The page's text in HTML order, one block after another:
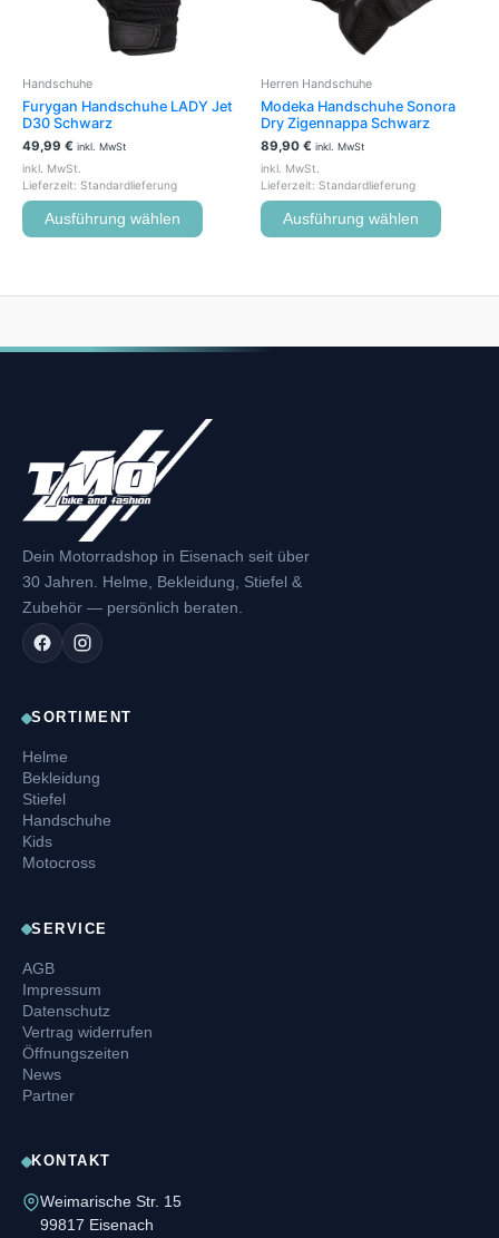
Handschuhe
Furygan Handschuhe LADY Jet
D30 Schwarz
49,99 € inkl. MwSt
inkl. MwSt.
Lieferzeit: Standardlieferung
Ausführung wählen
Produktseite
gewählt
Herren Handschuhe
Modeka Handschuhe Sonora
Dry Zigennappa Schwarz
89,90 € inkl. MwSt
inkl. MwSt.
Lieferzeit: Standardlieferung
Ausführung wählen
gewählt
Dein Motorradshop in Eisenach seit über
30 Jahren. Helme, Bekleidung, Stiefel &
Zubehör — persönlich beraten.
SORTIMENT
Helme
Bekleidung
Stiefel
Handschuhe
Kids
Motocross
SERVICE
AGB
Impressum
Datenschutz
Vertrag widerrufen
Öffnungszeiten
News
Partner
KONTAKT
Weimarische Str. 15
99817 Eisenach